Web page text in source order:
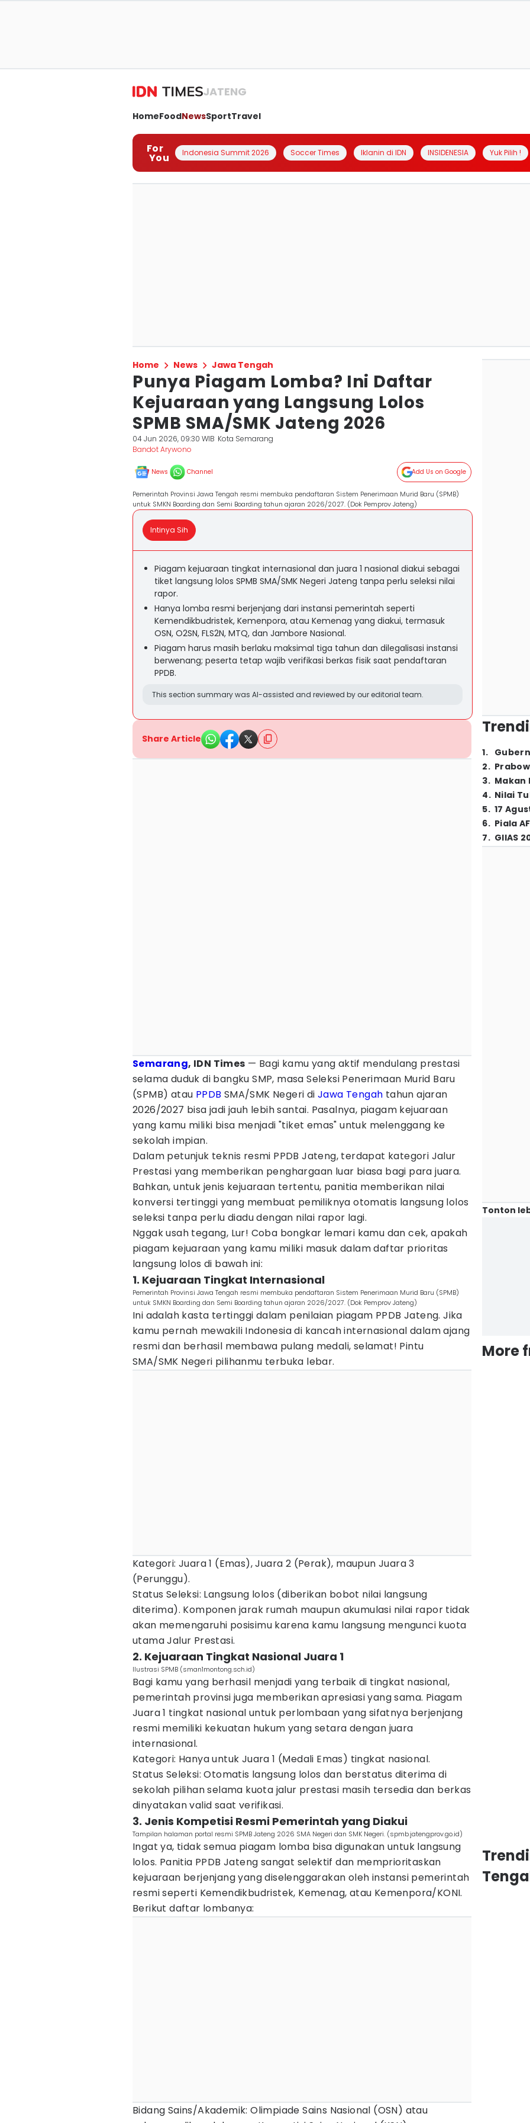
JATENG
HomeFoodNewsSportTravel
For
You Indonesia Summit 2026 Soccer Times Iklanin di IDN INSIDENESIA Yuk Pilih !
Home News Jawa Tengah
Punya Piagam Lomba? Ini Daftar
Kejuaraan yang Langsung Lolos
SPMB SMA/SMK Jateng 2026
04 Jun 2026, 09:30 WIB Kota Semarang
Bandot Arywono
News Channel Add Us on Google
Pemerintah Provinsi Jawa Tengah resmi membuka pendaftaran Sistem Penerimaan Murid Baru (SPMB)
untuk SMKN Boarding dan Semi Boarding tahun ajaran 2026/2027. (Dok Pemprov Jateng)
Intinya Sih
Piagam kejuaraan tingkat internasional dan juara 1 nasional diakui sebagai
tiket langsung lolos SPMB SMA/SMK Negeri Jateng tanpa perlu seleksi nilai
rapor.
Hanya lomba resmi berjenjang dari instansi pemerintah seperti
Kemendikbudristek, Kemenpora, atau Kemenag yang diakui, termasuk
OSN, O2SN, FLS2N, MTQ, dan Jambore Nasional.
Piagam harus masih berlaku maksimal tiga tahun dan dilegalisasi instansi
berwenang; peserta tetap wajib verifikasi berkas fisik saat pendaftaran
PPDB.
This section summary was AI-assisted and reviewed by our editorial team.
Share Article
Semarang, IDN Times — Bagi kamu yang aktif mendulang prestasi
selama duduk di bangku SMP, masa Seleksi Penerimaan Murid Baru
(SPMB) atau PPDB SMA/SMK Negeri diJawa Tengah tahun ajaran
2026/2027 bisa jadi jauh lebih santai. Pasalnya, piagam kejuaraan
yang kamu miliki bisa menjadi "tiket emas" untuk melenggang ke
sekolah impian.
Dalam petunjuk teknis resmi PPDB Jateng, terdapat kategori Jalur
Prestasi yang memberikan penghargaan luar biasa bagi para juara.
Bahkan, untuk jenis kejuaraan tertentu, panitia memberikan nilai
konversi tertinggi yang membuat pemiliknya otomatis langsung lolos
seleksi tanpa perlu diadu dengan nilai rapor lagi.
Nggak usah tegang, Lur! Coba bongkar lemari kamu dan cek, apakah
piagam kejuaraan yang kamu miliki masuk dalam daftar prioritas
langsung lolos di bawah ini:
1. Kejuaraan Tingkat Internasional
Pemerintah Provinsi Jawa Tengah resmi membuka pendaftaran Sistem Penerimaan Murid Baru (SPMB)
untuk SMKN Boarding dan Semi Boarding tahun ajaran 2026/2027. (Dok Pemprov Jateng)
Ini adalah kasta tertinggi dalam penilaian piagam PPDB Jateng. Jika
kamu pernah mewakili Indonesia di kancah internasional dalam ajang
resmi dan berhasil membawa pulang medali, selamat! Pintu
SMA/SMK Negeri pilihanmu terbuka lebar.
Kategori: Juara 1 (Emas), Juara 2 (Perak), maupun Juara 3
(Perunggu).
Status Seleksi: Langsung lolos (diberikan bobot nilai langsung
diterima). Komponen jarak rumah maupun akumulasi nilai rapor tidak
akan memengaruhi posisimu karena kamu langsung mengunci kuota
utama Jalur Prestasi.
2. Kejuaraan Tingkat Nasional Juara 1
Ilustrasi SPMB (sman1montong.sch.id)
Bagi kamu yang berhasil menjadi yang terbaik di tingkat nasional,
pemerintah provinsi juga memberikan apresiasi yang sama. Piagam
Juara 1 tingkat nasional untuk perlombaan yang sifatnya berjenjang
resmi memiliki kekuatan hukum yang setara dengan juara
internasional.
Kategori: Hanya untuk Juara 1 (Medali Emas) tingkat nasional.
Status Seleksi: Otomatis langsung lolos dan berstatus diterima di
sekolah pilihan selama kuota jalur prestasi masih tersedia dan berkas
dinyatakan valid saat verifikasi.
3. Jenis Kompetisi Resmi Pemerintah yang Diakui
Tampilan halaman portal resmi SPMB Jateng 2026 SMA Negeri dan SMK Negeri. (spmb.jatengprov.go.id)
Ingat ya, tidak semua piagam lomba bisa digunakan untuk langsung
lolos. Panitia PPDB Jateng sangat selektif dan memprioritaskan
kejuaraan berjenjang yang diselenggarakan oleh instansi pemerintah
resmi seperti Kemendikbudristek, Kemenag, atau Kemenpora/KONI.
Berikut daftar lombanya:
Bidang Sains/Akademik: Olimpiade Sains Nasional (OSN) atau
1.
2.
3. Makan
4. Nilai
5. 17
6. Piala
7. GIIAS
Tonton
More